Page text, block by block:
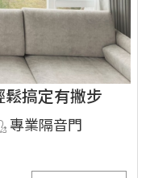
搞定有撇步
專業隔音門